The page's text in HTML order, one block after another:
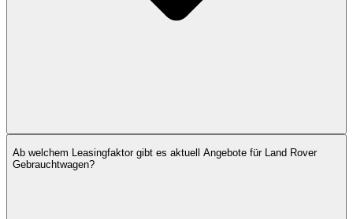
Ab welchem Leasingfaktor gibt es aktuell Angebote für Land Rover
Gebrauchtwagen?